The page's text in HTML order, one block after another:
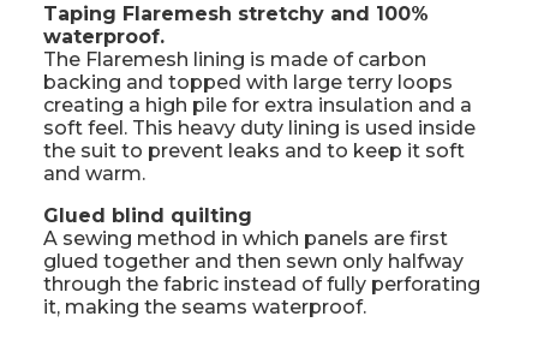
Taping Flaremesh stretchy and 100%
waterproof.
The Flaremesh lining is made of carbon
backing and topped with large terry loops
creating a high pile for extra insulation and a
soft feel. This heavy duty lining is used inside
the suit to prevent leaks and to keep it soft
and warm.
Glued blind quilting
A sewing method in which panels are first
glued together and then sewn only halfway
through the fabric instead of fully perforating
it, making the seams waterproof.